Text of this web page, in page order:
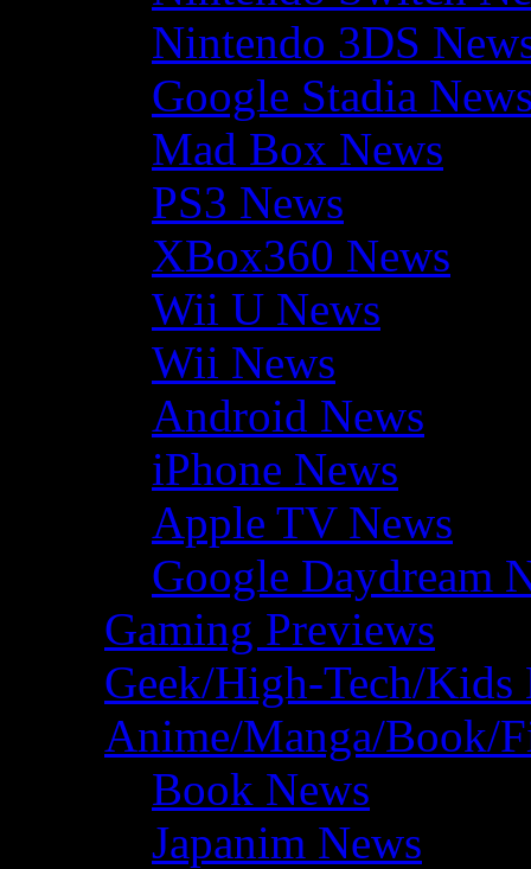
Nintendo 3DS
Google Stadia
Mad Box News
PS3 News
XBox360 News
Wii U News
Wii News
Android News
iPhone News
Apple TV News
Google Daydream
Gaming Previews
Geek/High-Tech/Kids
Anime/Manga/Book/
Book News
Japanim News